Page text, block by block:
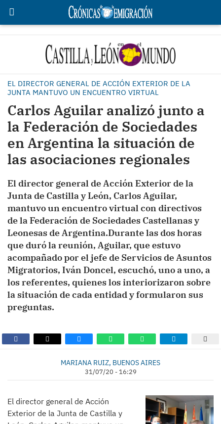
EL DIRECTOR GENERAL DE ACCIÓN EXTERIOR DE LA
JUNTA MANTUVO UN ENCUENTRO VIRTUAL
Carlos Aguilar analizó junto a
la Federación de Sociedades
en Argentina la situación de
las asociaciones regionales
El director general de Acción Exterior de la
Junta de Castilla y León, Carlos Aguilar,
mantuvo un encuentro virtual con directivos
de la Federación de Sociedades Castellanas y
Leonesas de Argentina.Durante las dos horas
que duró la reunión, Aguilar, que estuvo
acompañado por el jefe de Servicios de Asuntos
Migratorios, Iván Doncel, escuchó, uno a uno, a
los referentes, quienes los interiorizaron sobre
la situación de cada entidad y formularon sus
preguntas.
MARIANA RUIZ, BUENOS AIRES
31/07/20 - 16:29
El director general de Acción
Exterior de la Junta de Castilla y